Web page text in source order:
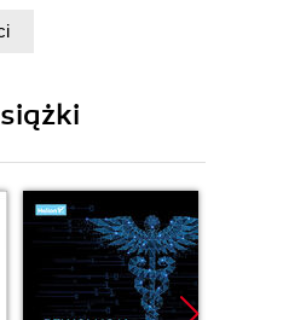
(40)
(40)
(41)
(42)
PHP (43)